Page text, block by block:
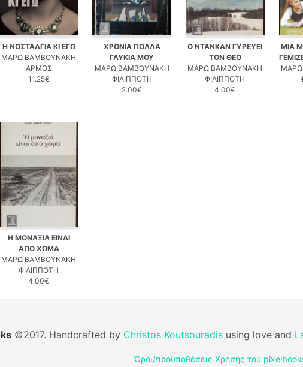
Η ΝΟΣΤΑΛΓΙΑ ΚΙ ΕΓΩ
ΜΑΡΩ ΒΑΜΒΟΥΝΑΚΗ
ΑΡΜΟΣ
11.25€
ΧΡΟΝΙΑ ΠΟΛΛΑ
ΓΛΥΚΙΑ ΜΟΥ
ΜΑΡΩ ΒΑΜΒΟΥΝΑΚΗ
ΦΙΛΙΠΠΟΤΗ
2.00€
Ο ΝΤΑΝΚΑΝ ΓΥΡΕΥΕΙ
ΤΟΝ ΘΕΟ
ΜΑΡΩ ΒΑΜΒΟΥΝΑΚΗ
ΦΙΛΙΠΠΟΤΗ
4.00€
ΜΙΑ
Η ΜΟΝΑΞΙΑ ΕΙΝΑΙ
ΑΠΟ ΧΩΜΑ
ΜΑΡΩ ΒΑΜΒΟΥΝΑΚΗ
ΦΙΛΙΠΠΟΤΗ
4.00€
©2017. Handcrafted by Christos Koutsouradis using love and
Όροι/προϋποθέσεις Χρήσης του